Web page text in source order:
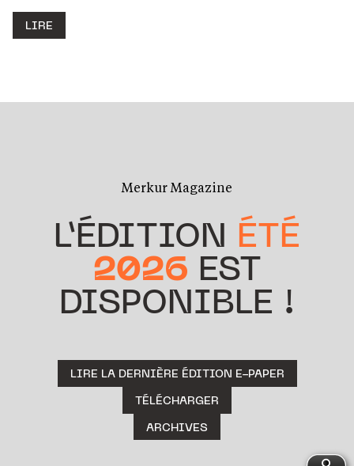
LIRE
Merkur Magazine
L’ÉDITION ÉTÉ
2026 EST
DISPONIBLE !
LIRE LA DERNIÈRE ÉDITION E-PAPER
TÉLÉCHARGER
ARCHIVES